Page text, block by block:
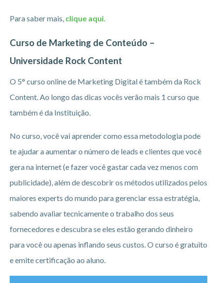
Para saber mais, clique aqui.
Curso de Marketing de Conteúdo –
Universidade Rock Content
O 5° curso online de Marketing Digital é também da Rock
Content. Ao longo das dicas vocês verão mais 1 curso que
também é da Instituição.
No curso, você vai aprender como essa metodologia pode
te ajudar a aumentar o número de leads e clientes que você
gera na internet (e fazer você gastar cada vez menos com
publicidade), além de descobrir os métodos utilizados pelos
maiores experts do mundo para gerenciar essa estratégia,
sabendo avaliar tecnicamente o trabalho dos seus
fornecedores e descubra se eles estão gerando dinheiro
para você ou apenas inflando seus custos. O curso é gratuito
e emite certificação ao aluno.